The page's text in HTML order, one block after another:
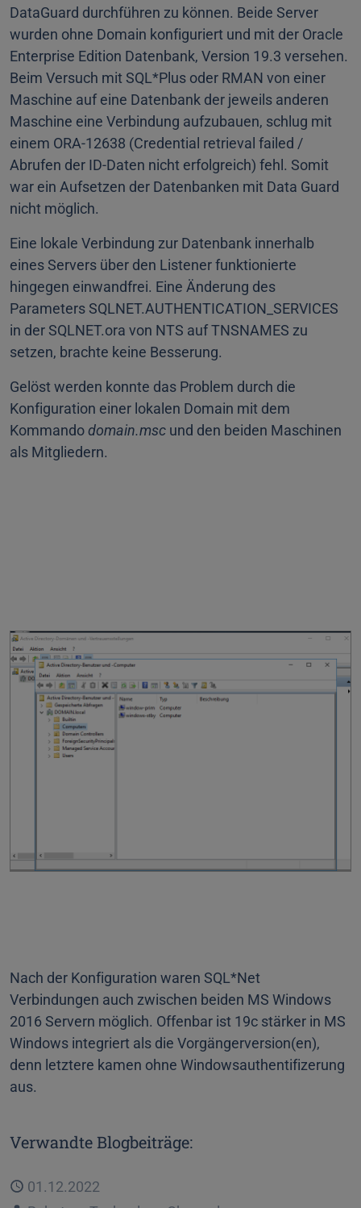
DataGuard durchführen zu können. Beide Server
wurden ohne Domain konfiguriert und mit der Oracle
Enterprise Edition Datenbank, Version 19.3 versehen.
Beim Versuch mit SQL*Plus oder RMAN von einer
Maschine auf eine Datenbank der jeweils anderen
Maschine eine Verbindung aufzubauen, schlug mit
einem ORA-12638 (Credential retrieval failed /
Abrufen der ID-Daten nicht erfolgreich) fehl. Somit
war ein Aufsetzen der Datenbanken mit Data Guard
nicht möglich.
Eine lokale Verbindung zur Datenbank innerhalb
eines Servers über den Listener funktionierte
hingegen einwandfrei. Eine Änderung des
Parameters SQLNET.AUTHENTICATION_SERVICES
in der SQLNET.ora von NTS auf TNSNAMES zu
setzen, brachte keine Besserung.
Gelöst werden konnte das Problem durch die
Konfiguration einer lokalen Domain mit dem
Kommandodomain.msc und den beiden Maschinen
als Mitgliedern.
Nach der Konfiguration waren SQL*Net
Verbindungen auch zwischen beiden MS Windows
2016 Servern möglich. Offenbar ist 19c stärker in MS
Windows integriert als die Vorgängerversion(en),
denn letztere kamen ohne Windowsauthentifizerung
aus.
Verwandte Blogbeiträge:
Veröffentlicht
01.12.2022